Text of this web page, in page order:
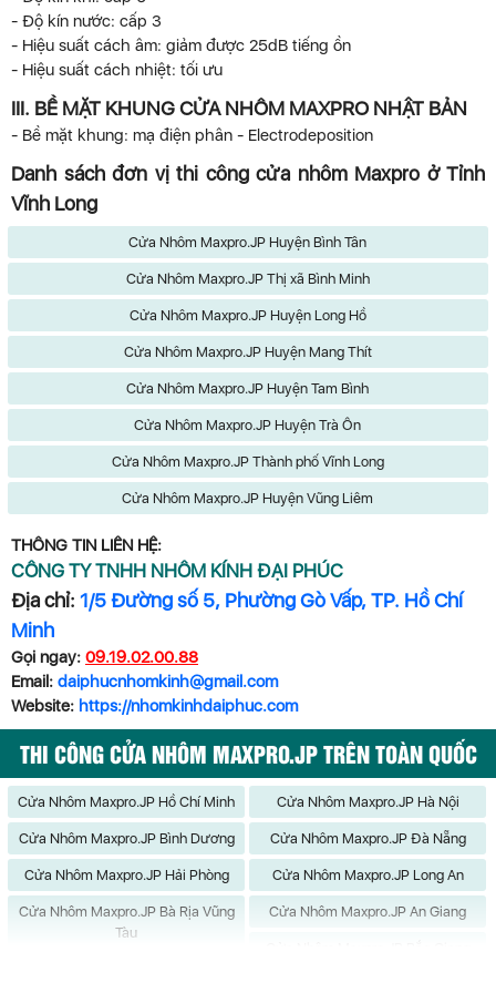
- Độ kín nước: cấp 3
- Hiệu suất cách âm: giảm được 25dB tiếng ồn
- Hiệu suất cách nhiệt: tối ưu
III. BỀ MẶT KHUNG CỬA NHÔM MAXPRO NHẬT BẢN
- Bề mặt khung: mạ điện phân - Electrodeposition
Danh sách đơn vị thi công cửa nhôm Maxpro ở Tỉnh
Vĩnh Long
Cửa Nhôm Maxpro.JP Huyện Bình Tân
Cửa Nhôm Maxpro.JP Thị xã Bình Minh
Cửa Nhôm Maxpro.JP Huyện Long Hồ
Cửa Nhôm Maxpro.JP Huyện Mang Thít
Cửa Nhôm Maxpro.JP Huyện Tam Bình
Cửa Nhôm Maxpro.JP Huyện Trà Ôn
Cửa Nhôm Maxpro.JP Thành phố Vĩnh Long
Cửa Nhôm Maxpro.JP Huyện Vũng Liêm
THÔNG TIN LIÊN HỆ:
CÔNG TY TNHH NHÔM KÍNH ĐẠI PHÚC
Địa chỉ: 1/5 Đường số 5, Phường Gò Vấp, TP. Hồ Chí
Minh
Gọi ngay: 09.19.02.00.88
Email: daiphucnhomkinh@gmail.com
Website: https://nhomkinhdaiphuc.com
THI CÔNG CỬA NHÔM MAXPRO.JP TRÊN TOÀN QUỐC
Cửa Nhôm Maxpro.JP Hồ Chí Minh Cửa Nhôm Maxpro.JP Hà Nội
Cửa Nhôm Maxpro.JP Bình Dương Cửa Nhôm Maxpro.JP Đà Nẵng
Cửa Nhôm Maxpro.JP Hải Phòng Cửa Nhôm Maxpro.JP Long An
Cửa Nhôm Maxpro.JP Bà Rịa Vũng
Tàu
Cửa Nhôm Maxpro.JP An Giang